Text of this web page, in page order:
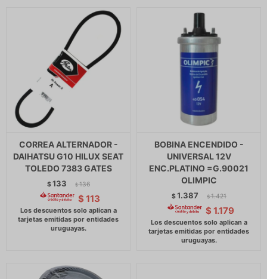
CORREA ALTERNADOR -
DAIHATSU G10 HILUX SEAT
TOLEDO 7383 GATES
$133 $ 136
$ 113
BOBINA ENCENDIDO -
UNIVERSAL 12V
ENC.PLATINO =G.90021
OLIMPIC
$1.387 $ 1.421
$ 1.179